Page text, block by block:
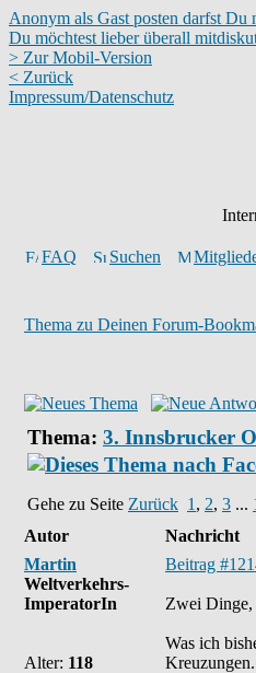
Anonym als Gast posten darfst Du
Du möchtest lieber überall
> Zur Mobil-Version
< Zurück
Impressum/Datenschutz
FAQ Suchen
Thema zu Deinen Forum-
Thema: 3. Innsbrucker
Gehe zu Seite Zurück 1 , 2, 3 ...
Autor
Nachricht
Martin
Weltverkehrs-
ImperatorIn
Alter: 118
Beitrag
Zwei Dinge,
Was ich
Kreuzungen.